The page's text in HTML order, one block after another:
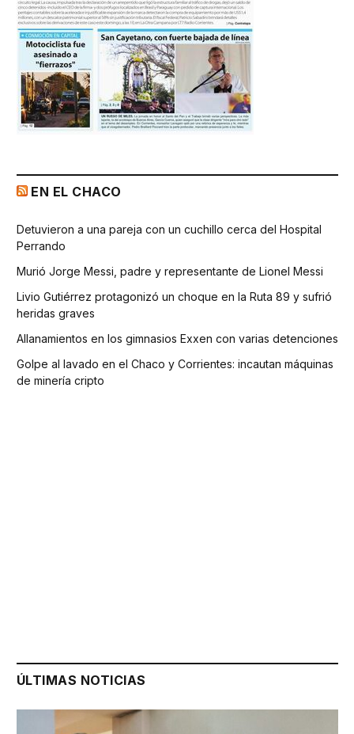
EN EL CHACO
Detuvieron a una pareja con un cuchillo cerca del Hospital
Perrando
Murió Jorge Messi, padre y representante de Lionel Messi
Livio Gutiérrez protagonizó un choque en la Ruta 89 y sufrió
heridas graves
Allanamientos en los gimnasios Exxen con varias detenciones
Golpe al lavado en el Chaco y Corrientes: incautan máquinas
de minería cripto
ÚLTIMAS NOTICIAS